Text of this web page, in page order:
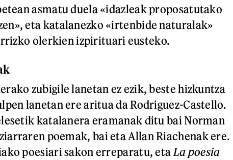
asmatu duela «idazleak proposatutako
eta katalanezko «irtenbide naturalak»
olerkien izpirituari eusteko.
zubigile lanetan ez ezik, beste hizkuntza
lanetan ere aritua da Rodriguez-Castello.
katalanera eramanak ditu bai Norman
poemak, bai eta Allan Riachenak ere.
poesiari sakon erreparatu, eta La poesia